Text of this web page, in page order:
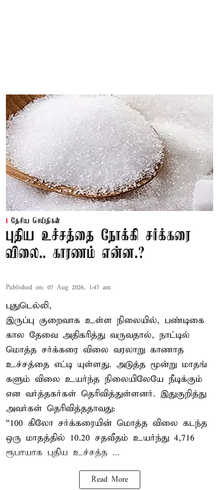
தேசிய செய்திகள்
புதிய உச்சத்தை நோக்கி சர்க்கரை
விலை.. காரணம் என்ன.?
Published on: 07 Aug 2026, 1:47 am
புதுடெல்லி,
இருப்பு குறைவாக உள்ள நிலையில், பண்டிகை
கால தேவை அதிகரித்து வருவதால், நாட்டில்
மொத்த சர்க்கரை விலை வரலாறு காணாத
உச்சத்தை எட்டி யுள்ளது. அடுத்த மூன்று மாதங்
களும் விலை உயர்ந்த நிலையிலேயே நீடிக்கும்
என வர்த்தகர்கள் தெரிவித்துள்ளனர். இதுகுறித்து
அவர்கள் தெரிவித்ததாவது:
“100 கிலோ சர்க்கரையின் மொத்த விலை கடந்த
ஒரு மாதத்தில் 10.20 சதவீதம் உயர்ந்து 4,716
ரூபாயாக புதிய உச்சத்த ...
Read More